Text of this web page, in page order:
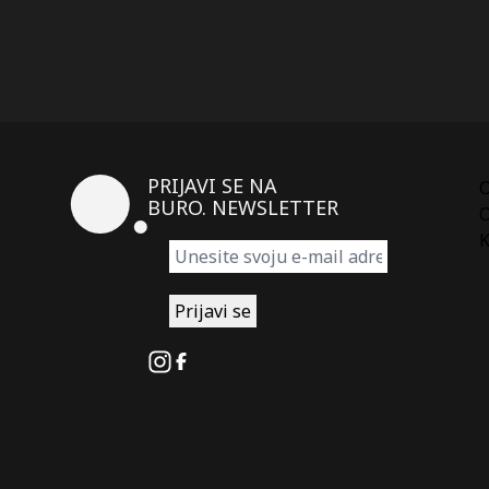
PRIJAVI SE NA
BURO. NEWSLETTER
Instagram
Facebook